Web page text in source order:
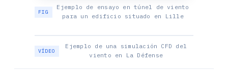
Ejemplo de ensayo en túnel de viento
para un edificio situado en Lille
Ejemplo de una simulación CFD del
viento en La Défense